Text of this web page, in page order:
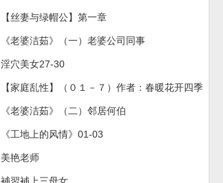
【丝妻与绿帽公】第一章
《老婆洁茹》（一）老婆公司同事
淫穴美女27-30
【家庭乱性】（０１－７）作者：春暖花开四季
《老婆洁茹》（二）邻居何伯
《工地上的风情》01-03
美艳老师